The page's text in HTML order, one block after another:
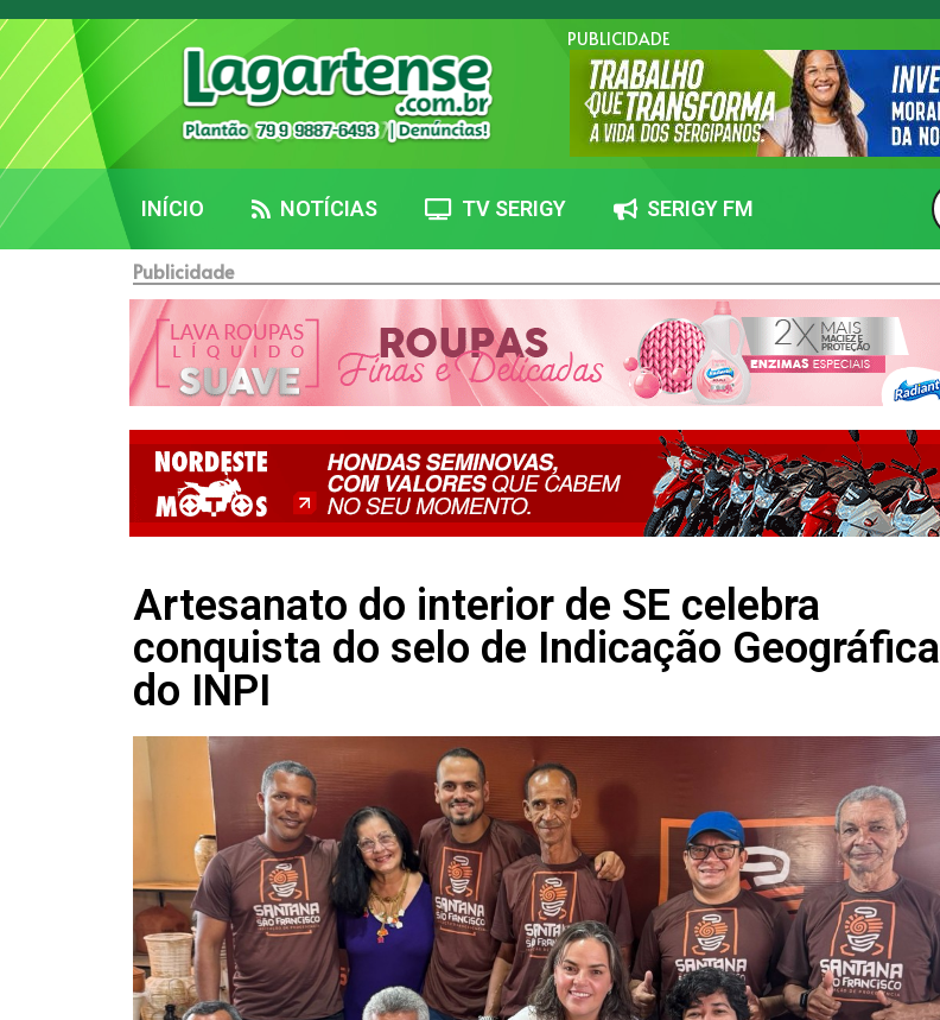
PUBLICIDADE
INÍCIO NOTÍCIAS TV SERIGY SERIGY FM
Publicidade
Artesanato do interior de SE celebra
conquista do selo de Indicação Geográfica
do INPI